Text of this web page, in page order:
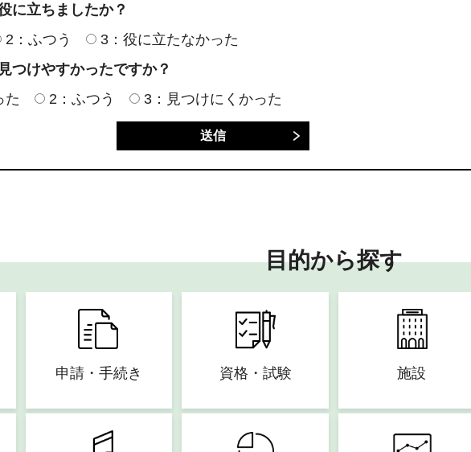
に立ちましたか？
2：ふつう
3：役に立たなかった
つけやすかったですか？
た
2：ふつう 3：見つけにくかった
目的から探す
申請・手続き 資格・試験 施設